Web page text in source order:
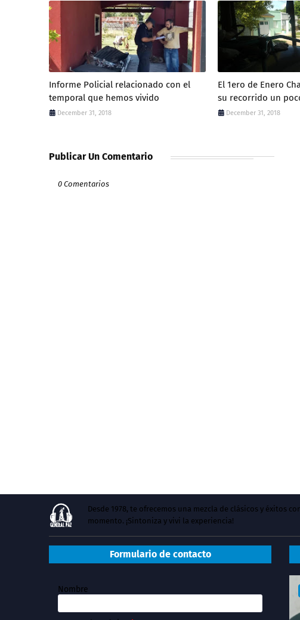
Informe Policial relacionado con el
temporal que hemos vivido
December 31, 2018
El 1ero de Enero
su recorrido un
December 31, 2018
Publicar Un Comentario
0 Comentarios
Desde 1978, te ofrecemos una mezcla de clásicos y éxitos
momento. ¡Sintoniza y vivi la experiencia!
Formulario de contacto
Nombre